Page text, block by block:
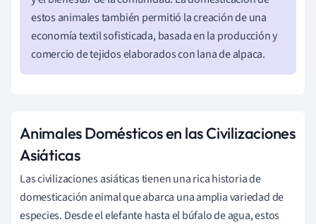
estos animales también permitió la creación de una
economía textil sofisticada, basada en la producción y
comercio de tejidos elaborados con lana de alpaca.
Animales Domésticos en las Civilizaciones
Asiáticas
Las civilizaciones asiáticas tienen una rica historia de
domesticación animal que abarca una amplia variedad de
especies. Desde el elefante hasta el búfalo de agua, estos